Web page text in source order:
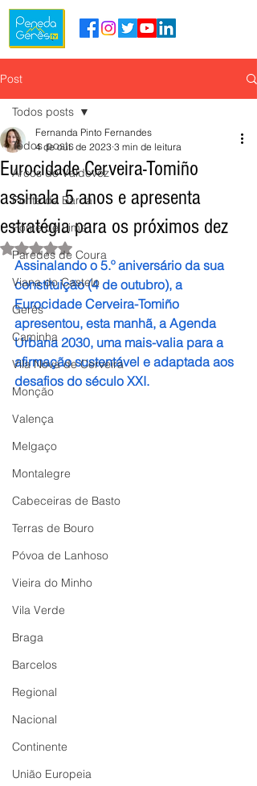
Post
Todos posts
Arcos de Valdevez
Ponte da Barca
Ponte de Lima
Paredes de Coura
Viana do Castelo
Gerês
Caminha
Vila Nova de Cerveira
Monção
Valença
Melgaço
Montalegre
Cabeceiras de Basto
Terras de Bouro
Póvoa de Lanhoso
Vieira do Minho
Vila Verde
Braga
Barcelos
Regional
Nacional
Continente
União Europeia
Todos posts
Eurocidade Cerveira-Tomiño
assinala 5 anos e apresenta
estratégia para os próximos dez
Fernanda Pinto Fernandes
4 de out. de 2023 3 min de leitura
Avaliado com NaN de 5 estrelas.
Assinalando o 5.º aniversário da sua
constituição (4 de outubro), a
Eurocidade Cerveira-Tomiño
apresentou, esta manhã, a Agenda
Urbana 2030, uma mais-valia para a
afirmação sustentável e adaptada aos
desafios do século XXI.